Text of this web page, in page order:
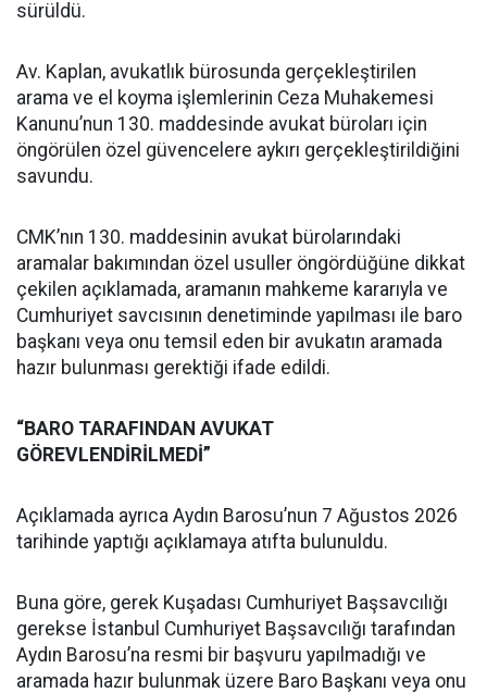
sürüldü.
Av. Kaplan, avukatlık bürosunda gerçekleştirilen
arama ve el koyma işlemlerinin Ceza Muhakemesi
Kanunu’nun 130. maddesinde avukat büroları için
öngörülen özel güvencelere aykırı gerçekleştirildiğini
savundu.
CMK’nın 130. maddesinin avukat bürolarındaki
aramalar bakımından özel usuller öngördüğüne dikkat
çekilen açıklamada, aramanın mahkeme kararıyla ve
Cumhuriyet savcısının denetiminde yapılması ile baro
başkanı veya onu temsil eden bir avukatın aramada
hazır bulunması gerektiği ifade edildi.
“BARO TARAFINDAN AVUKAT
GÖREVLENDİRİLMEDİ”
Açıklamada ayrıca Aydın Barosu’nun 7 Ağustos 2026
tarihinde yaptığı açıklamaya atıfta bulunuldu.
Buna göre, gerek Kuşadası Cumhuriyet Başsavcılığı
gerekse İstanbul Cumhuriyet Başsavcılığı tarafından
Aydın Barosu’na resmi bir başvuru yapılmadığı ve
aramada hazır bulunmak üzere Baro Başkanı veya onu